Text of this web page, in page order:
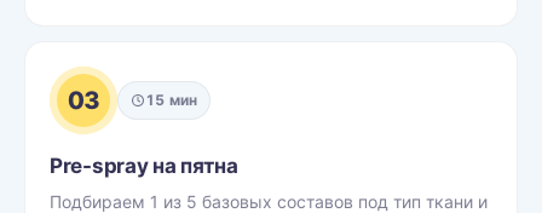
03 15 мин
Pre-spray на пятна
Подбираем 1 из 5 базовых составов под тип ткани и